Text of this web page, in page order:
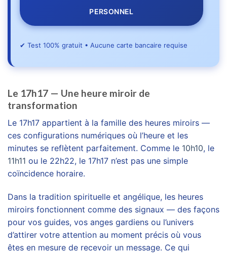
PERSONNEL
✔ Test 100% gratuit • Aucune carte bancaire requise
Le 17h17 — Une heure miroir de
transformation
Le 17h17 appartient à la famille des heures miroirs —
ces configurations numériques où l’heure et les
minutes se reflètent parfaitement. Comme le 10h10, le
11h11 ou le 22h22, le 17h17 n’est pas une simple
coïncidence horaire.
Dans la tradition spirituelle et angélique, les heures
miroirs fonctionnent comme des signaux — des façons
pour vos guides, vos anges gardiens ou l’univers
d’attirer votre attention au moment précis où vous
êtes en mesure de recevoir un message. Ce qui